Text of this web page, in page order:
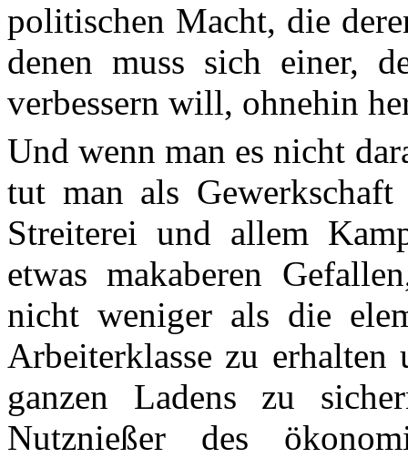
politischen Macht, die
denen muss sich einer,
verbessern will, ohnehin
Und wenn man es nicht
tut man als
Streiterei und allem
etwas makaberen
nicht weniger als die
Arbeiterklasse zu
ganzen Ladens zu
Nutznießer des